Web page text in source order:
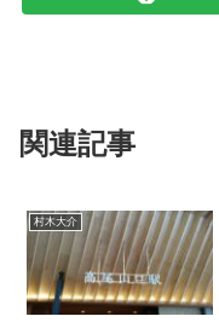
関連記事
村木大介